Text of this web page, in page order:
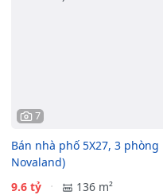
7
Bán nhà phố 5X27, 3
Novaland)
9.6 tỷ
136 m²